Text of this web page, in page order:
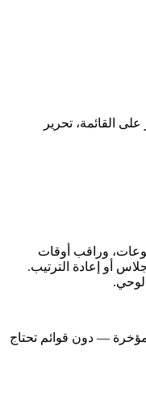
القائمة، تحرير
وراقب أوقات
أو إعادة الترتيب.
لوحي.
— دون قوائم تحتاج